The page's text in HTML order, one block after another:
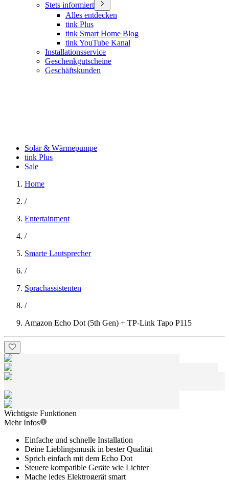
Stets informiert
Alles entdecken
tink Plus
tink Smart Home Blog
tink YouTube Kanal
Installationsservice
Geschenkgutscheine
Geschäftskunden
Solar & Wärmepumpe
tink Plus
Sale
Home
/
Entertainment
/
Smarte Lautsprecher
/
Sprachassistenten
/
Amazon Echo Dot (5th Gen) + TP-Link Tapo P115
Wichtigste Funktionen
Mehr Infos
Einfache und schnelle Installation
Deine Lieblingsmusik in bester Qualität
Sprich einfach mit dem Echo Dot
Steuere kompatible Geräte wie Lichter
Mache jedes Elektrogerät smart